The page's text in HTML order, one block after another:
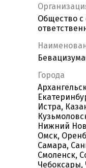
Общество с
Города
Истра,
Нижний
Омск,
Самара,
Смоленск,
Чебоксары,